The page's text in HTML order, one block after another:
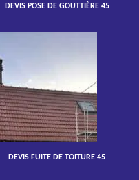
DEVIS POSE DE GOUTTIÈRE 45
DEVIS FUITE DE TOITURE 45